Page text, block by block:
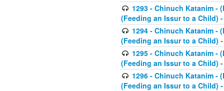
1293 - Chinuch Katanim -
(Feeding an Issur to a Child)
1294 - Chinuch Katanim -
(Feeding an Issur to a Child)
1295 - Chinuch Katanim -
(Feeding an Issur to a Child)
1296 - Chinuch Katanim -
(Feeding an Issur to a Child)